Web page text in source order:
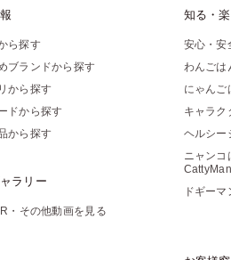
ら探す
ブランドから探す
から探す
ドから探す
から探す
ラリー
・その他動画を見る
知る・
安心・安
わんごは
にゃんご
キャラク
ヘルシー
ニャン
ドギー